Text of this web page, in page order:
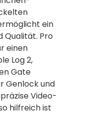
ein
Qualität. Pro
einen
Log 2,
Gate
Genlock und
Video­
hilfreich ist